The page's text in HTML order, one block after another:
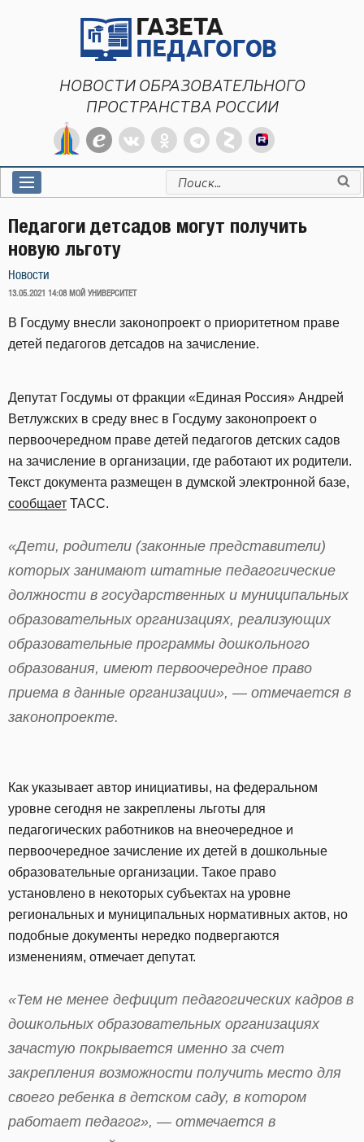
НОВОСТИ ОБРАЗОВАТЕЛЬНОГО
ПРОСТРАНСТВА РОССИИ
Искать:
Педагоги детсадов могут получить
новую льготу
Новости
ОПУБЛИКОВАНО
13.05.2021 14:08 МОЙ УНИВЕРСИТЕТ
В Госдуму внесли законопроект о приоритетном праве
детей педагогов детсадов на зачисление.
Депутат Госдумы от фракции «Единая Россия» Андрей
Ветлужских в среду внес в Госдуму законопроект о
первоочередном праве детей педагогов детских садов
на зачисление в организации, где работают их родители.
Текст документа размещен в думской электронной базе,
сообщает ТАСС.
«Дети, родители (законные представители)
которых занимают штатные педагогические
должности в государственных и муниципальных
образовательных организациях, реализующих
образовательные программы дошкольного
образования, имеют первоочередное право
приема в данные организации», — отмечается в
законопроекте.
Как указывает автор инициативы, на федеральном
уровне сегодня не закреплены льготы для
педагогических работников на внеочередное и
первоочередное зачисление их детей в дошкольные
образовательные организации. Такое право
установлено в некоторых субъектах на уровне
региональных и муниципальных нормативных актов, но
подобные документы нередко подвергаются
изменениям, отмечает депутат.
«Тем не менее дефицит педагогических кадров в
дошкольных образовательных организациях
зачастую покрывается именно за счет
закрепления возможности получить место для
своего ребенка в детском саду, в котором
работает педагог», — отмечается в